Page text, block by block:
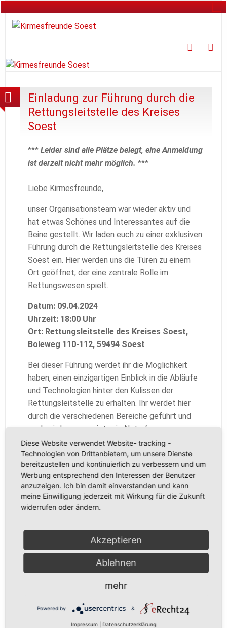
Einladung zur Führung durch die
Rettungsleitstelle des Kreises
Soest
*** Leider sind alle Plätze belegt, eine Anmeldung
ist derzeit nicht mehr möglich. ***
Liebe Kirmesfreunde,
unser Organisationsteam war wieder aktiv und
hat etwas Schönes und Interessantes auf die
Beine gestellt. Wir laden euch zu einer exklusiven
Führung durch die Rettungsleitstelle des Kreises
Soest ein. Hier werden uns die Türen zu einem
Ort geöffnet, der eine zentrale Rolle im
Rettungswesen spielt.
Datum: 09.04.2024
Uhrzeit: 18:00 Uhr
Ort: Rettungsleitstelle des Kreises Soest,
Boleweg 110-112, 59494 Soest
Bei dieser Führung werdet ihr die Möglichkeit
haben, einen einzigartigen Einblick in die Abläufe
und Technologien hinter den Kulissen der
Rettungsleitstelle zu erhalten. Ihr werdet hier
durch die verschiedenen Bereiche geführt und
euch wird u. a. gezeigt, wie Notrufe
entgegengenommen, koordiniert und an die
entsprechenden Rettungsdienste weitergeleitet
werden.
Diese Gelegenheit bietet nicht nur eine
faszinierende Erfahrung, sondern auch eine
Chance, unser Verständnis für die Bedeutung der
Bitte meldet euch ab sofort verbindlich an, die
Zahl der Teilnehmenden ist begrenzt. Wir freuen
uns darauf, euch bei dieser spannenden Führung
Viele Grüße
Diese Website verwendet Website- tracking -
Technologien von Drittanbietern, um unsere Dienste
bereitzustellen und kontinuierlich zu verbessern und um
Werbung entsprechend den Interessen der Benutzer
anzuzeigen. Ich bin damit einverstanden und kann
meine Einwilligung jederzeit mit Wirkung für die Zukunft
widerrufen oder ändern.
Akzeptieren
Ablehnen
mehr
Powered by &
Impressum Datenschutzerklärung